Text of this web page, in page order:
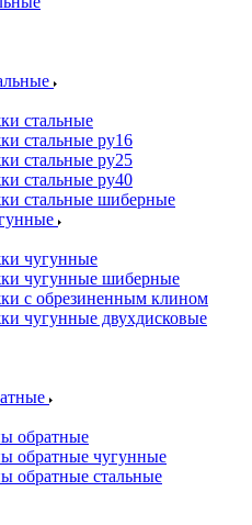
стальные
стальные ру16
стальные ру25
стальные ру40
стальные шиберные
чугунные
чугунные шиберные
с обрезиненным клином
чугунные двухдисковые
обратные
обратные чугунные
обратные стальные